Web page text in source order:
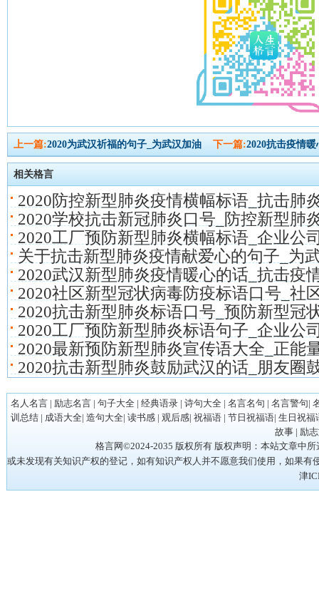
上一篇:2020为武汉祈福的句子_为武汉加油 下一篇:2020抗击疫情
相关格言
2020防控新型肺炎疫情横幅标语_抗击肺
2020学校抗击新冠肺炎口号_防控新型肺
2020工厂预防新型肺炎横幅标语_企业公
关于抗击新型肺炎疫情献爱心的句子_为
2020武汉新型肺炎疫情暖心的话_抗击疫
2020社区新型冠状病毒防疫标语口号_社
2020抗击新型肺炎标语口号_预防新型冠
2020工厂预防新型肺炎标语句子_企业公
2020最新预防新型肺炎宣传语大全_正能
2020抗击新型肺炎鼓励武汉的话_朋友圈
名人名言| 励志名言| 句子大全| 经典语录| 诗句大全| 名言名句 | 名言警句|
训总结| 成语大全| 造句大全| 读书感| 观后感| 祝福语| 节日祝福语| 生日祝福
故事| 励
格言网©2024-2035 版权所有 版权声明：本站文章中
或未发现有关知识产权的登记，如有知识产权人并不愿意我们使用，如果有
津